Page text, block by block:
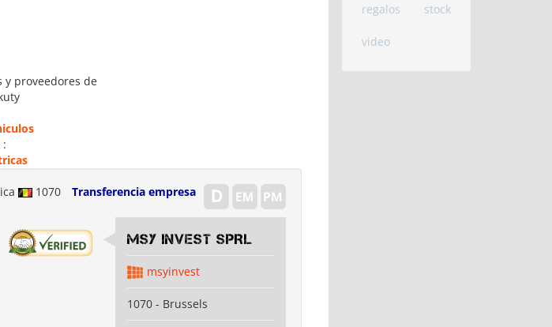
y proveedores de
1070 Transferencia empresa
MSY INVEST SPRL
msyinvest
1070 - Brussels
regalos stock
video